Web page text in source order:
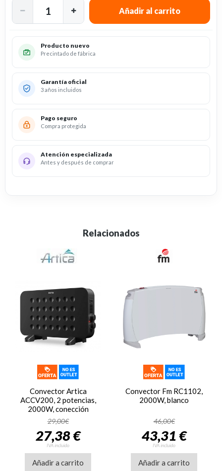
Producto nuevo
Precintado de fábrica
Garantía oficial
3 años incluidos
Pago seguro
Compra protegida
Atención especializada
Antes y después de comprar
Relacionados
Convector Artica
ACCV200, 2 potencias,
2000W, conección
natural, termostato
regulable, negro
29,00€
27,38 €
IVA incluido
Añadir a carrito
Convector Fm RC1102,
2000W, blanco
46,00€
43,31 €
IVA incluido
Añadir a carrito